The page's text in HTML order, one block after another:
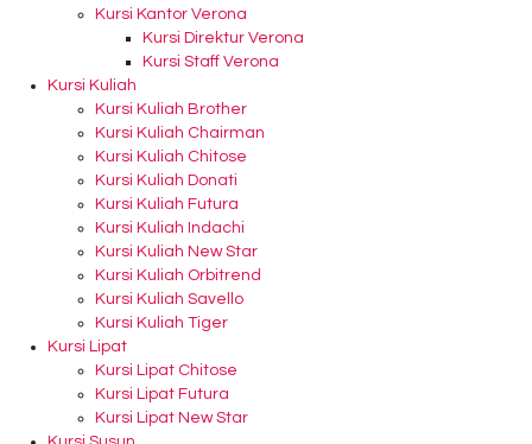
Kursi Kantor Verona
Kursi Direktur Verona
Kursi Staff Verona
Kursi Kuliah
Kursi Kuliah Brother
Kursi Kuliah Chairman
Kursi Kuliah Chitose
Kursi Kuliah Donati
Kursi Kuliah Futura
Kursi Kuliah Indachi
Kursi Kuliah New Star
Kursi Kuliah Orbitrend
Kursi Kuliah Savello
Kursi Kuliah Tiger
Kursi Lipat
Kursi Lipat Chitose
Kursi Lipat Futura
Kursi Lipat New Star